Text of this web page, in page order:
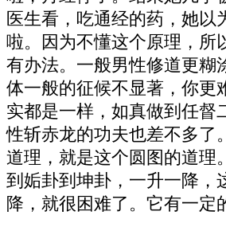
医生看，吃通经的药，她以
啦。因为不懂这个原理，所
有办法。一般男性修道更糊
体一般的征候不显著，你更
实都是一样，如真做到任督
性斩赤龙的功夫也差不多了
道理，就是这个圆图的道理
到姤卦到坤卦，一升一降，
降，就很困难了。它有一定